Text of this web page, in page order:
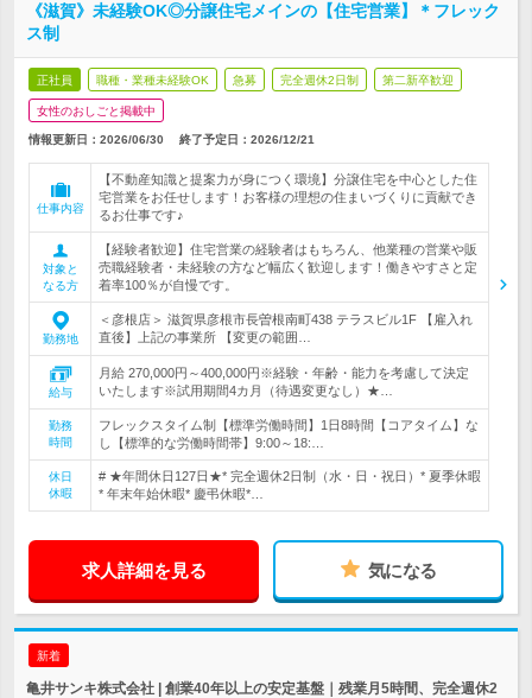
《滋賀》未経験OK◎分譲住宅メインの【住宅営業】＊フレック
ス制
正社員 職種・業種未経験OK 急募 完全週休2日制 第二新卒歓迎
女性のおしごと掲載中
情報更新日：2026/06/30 終了予定日： 2026/12/21
仕事内容
【不動産知識と提案力が身につく環境】分譲住宅を中心とした住
宅営業をお任せします！お客様の理想の住まいづくりに貢献でき
るお仕事です♪
対象と
なる方
【経験者歓迎】住宅営業の経験者はもちろん、他業種の営業や販
売職経験者・未経験の方など幅広く歓迎します！働きやすさと定
着率100％が自慢です。
勤務地
＜彦根店＞ 滋賀県彦根市長曽根南町438 テラスビル1F 【雇入れ
直後】上記の事業所 【変更の範囲…
給与
月給 270,000円～400,000円※経験・年齢・能力を考慮して決定
いたします※試用期間4カ月（待遇変更なし）★…
勤務
時間
フレックスタイム制【標準労働時間】1日8時間【コアタイム】な
し【標準的な労働時間帯】9:00～18:…
休日
休暇
# ★年間休日127日★* 完全週休2日制（水・日・祝日）* 夏季休暇
* 年末年始休暇* 慶弔休暇*…
求人詳細を見る 気になる
新着
亀井サンキ株式会社 | 創業40年以上の安定基盤｜残業月5時間、完全週休2